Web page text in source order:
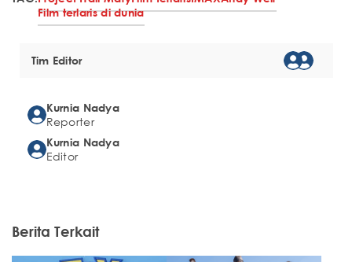
Film terlaris di dunia
Tim Editor
Kurnia Nadya
Reporter
Kurnia Nadya
Editor
Berita Terkait